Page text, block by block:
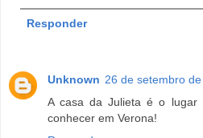
Responder
Unknown 26 de setembro
A casa da Julieta é o lugar
conhecer em Verona!